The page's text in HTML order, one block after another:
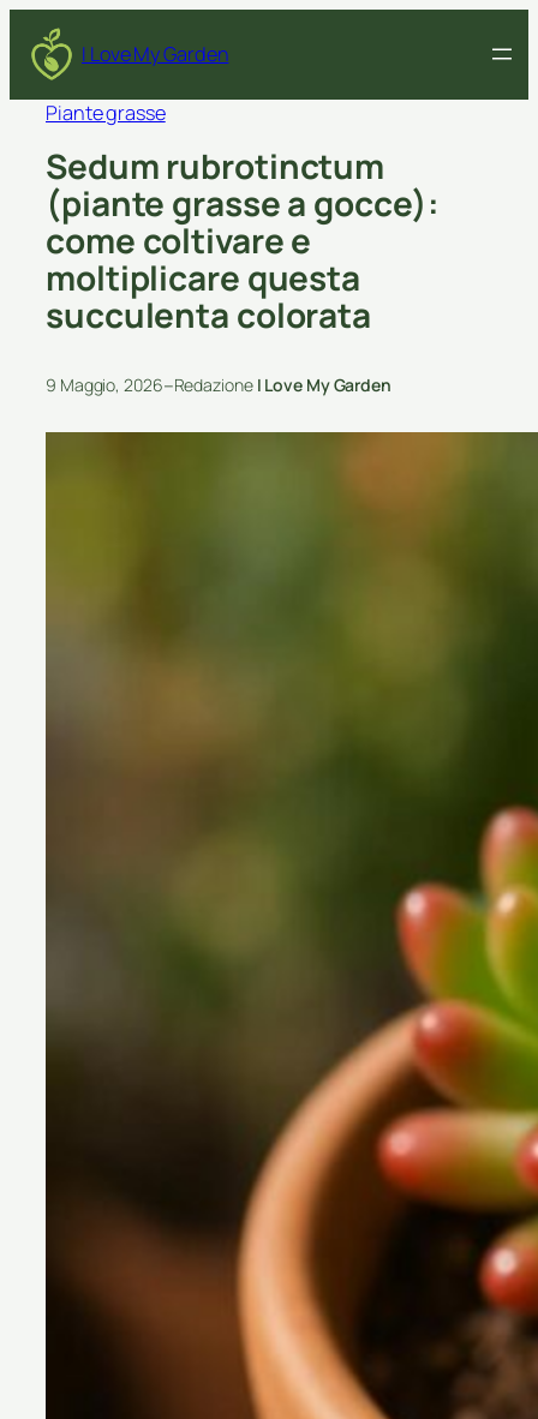
I Love My Garden
Piante grasse
Sedum rubrotinctum
(piante grasse a gocce):
come coltivare e
moltiplicare questa
succulenta colorata
9 Maggio, 2026–Redazione I Love My Garden